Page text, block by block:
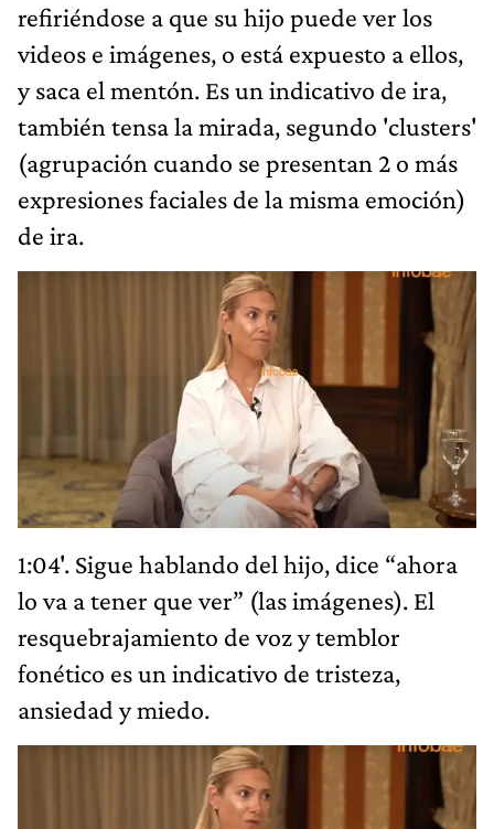
refiriéndose a que su hijo puede ver los
videos e imágenes, o está expuesto a ellos,
y saca el mentón. Es un indicativo de ira,
también tensa la mirada, segundo 'clusters'
(agrupación cuando se presentan 2 o más
expresiones faciales de la misma emoción)
de ira.
1:04'. Sigue hablando del hijo, dice “ahora
lo va a tener que ver” (las imágenes). El
resquebrajamiento de voz y temblor
fonético es un indicativo de tristeza,
ansiedad y miedo.